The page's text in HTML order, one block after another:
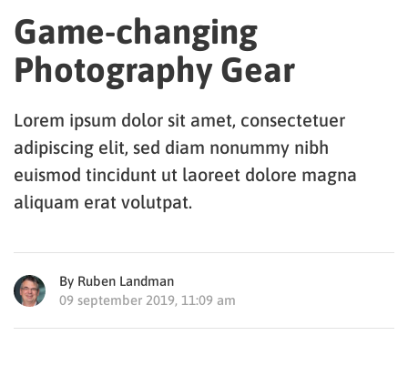
Game-changing
Photography Gear
Lorem ipsum dolor sit amet, consectetuer
adipiscing elit, sed diam nonummy nibh
euismod tincidunt ut laoreet dolore magna
aliquam erat volutpat.
By Ruben Landman
09 september 2019, 11:09 am